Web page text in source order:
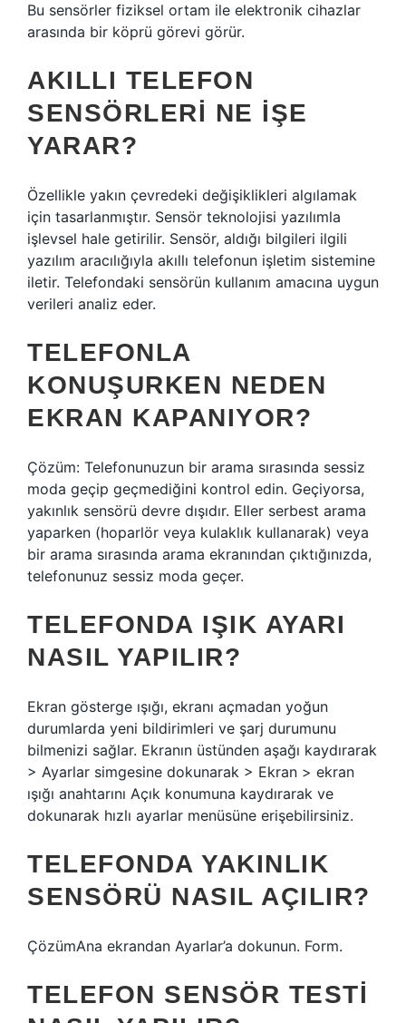
Bu sensörler fiziksel ortam ile elektronik cihazlar
arasında bir köprü görevi görür.
AKILLI TELEFON
SENSÖRLERI NE IŞE
YARAR?
Özellikle yakın çevredeki değişiklikleri algılamak
için tasarlanmıştır. Sensör teknolojisi yazılımla
işlevsel hale getirilir. Sensör, aldığı bilgileri ilgili
yazılım aracılığıyla akıllı telefonun işletim sistemine
iletir. Telefondaki sensörün kullanım amacına uygun
verileri analiz eder.
TELEFONLA
KONUŞURKEN NEDEN
EKRAN KAPANIYOR?
Çözüm: Telefonunuzun bir arama sırasında sessiz
moda geçip geçmediğini kontrol edin. Geçiyorsa,
yakınlık sensörü devre dışıdır. Eller serbest arama
yaparken (hoparlör veya kulaklık kullanarak) veya
bir arama sırasında arama ekranından çıktığınızda,
telefonunuz sessiz moda geçer.
TELEFONDA IŞIK AYARI
NASIL YAPILIR?
Ekran gösterge ışığı, ekranı açmadan yoğun
durumlarda yeni bildirimleri ve şarj durumunu
bilmenizi sağlar. Ekranın üstünden aşağı kaydırarak
> Ayarlar simgesine dokunarak > Ekran > ekran
ışığı anahtarını Açık konumuna kaydırarak ve
dokunarak hızlı ayarlar menüsüne erişebilirsiniz.
TELEFONDA YAKINLIK
SENSÖRÜ NASIL AÇILIR?
ÇözümAna ekrandan Ayarlar’a dokunun. Form.
TELEFON SENSÖR TESTI